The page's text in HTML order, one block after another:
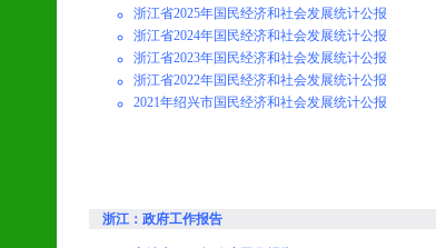
浙江省2025年国民经济和社会发展统计公报
浙江省2024年国民经济和社会发展统计公报
浙江省2023年国民经济和社会发展统计公报
浙江省2022年国民经济和社会发展统计公报
2021年绍兴市国民经济和社会发展统计公报
浙江：政府工作报告